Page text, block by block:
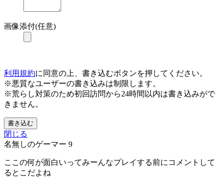
画像添付(任意)
利用規約に同意の上、書き込むボタンを押してください。
※悪質なユーザーの書き込みは制限します。
※荒らし対策のため初回訪問から24時間以内は書き込みがで
きません。
書き込む
閉じる
名無しのゲーマー 9
ここの何が面白いってみーんなプレイする前にコメントして
るとこだよね